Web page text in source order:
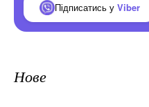
Підписатись у Viber
Нове